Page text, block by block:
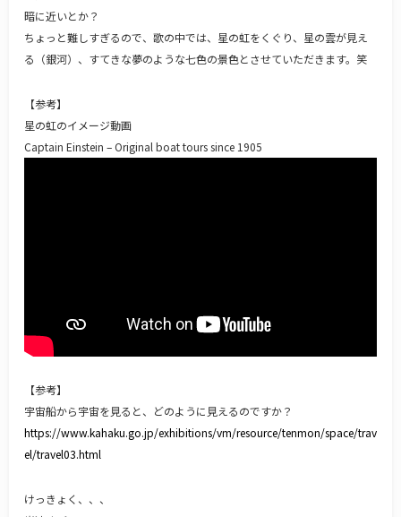
暗に近いとか？
ちょっと難しすぎるので、歌の中では、星の虹をくぐり、星の雲が見え
る（銀河）、すてきな夢のような七色の景色とさせていただきます。笑
【参考】
星の虹のイメージ動画
Captain Einstein – Original boat tours since 1905
【参考】
宇宙船から宇宙を見ると、どのように見えるのですか？
https://www.kahaku.go.jp/exhibitions/vm/resource/tenmon/space/trav
el/travel03.html
けっきょく、、、